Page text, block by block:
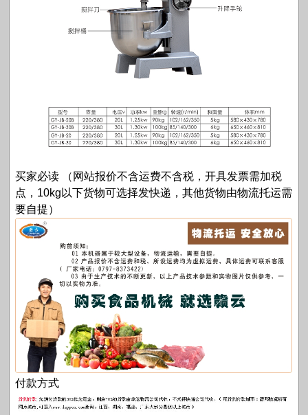
买家必读 （网站报价不含运费不含税，开具发票需加税
点，10kg以下货物可选择发快递，其他货物由物流托运需
要自提）
付款方式